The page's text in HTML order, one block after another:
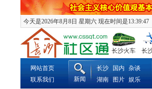
今天是2026年8月8日 星期六 现在时间是13:39:48
长沙火车 长
网站首页
联系我们
新闻
长沙 国内
杂谈
湖南
图片 娱乐